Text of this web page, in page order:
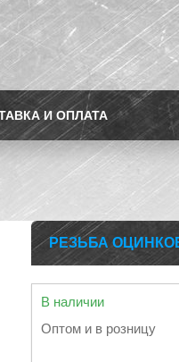
И ОПЛАТА
РЕЗЬБА
В наличии
Оптом и в розницу